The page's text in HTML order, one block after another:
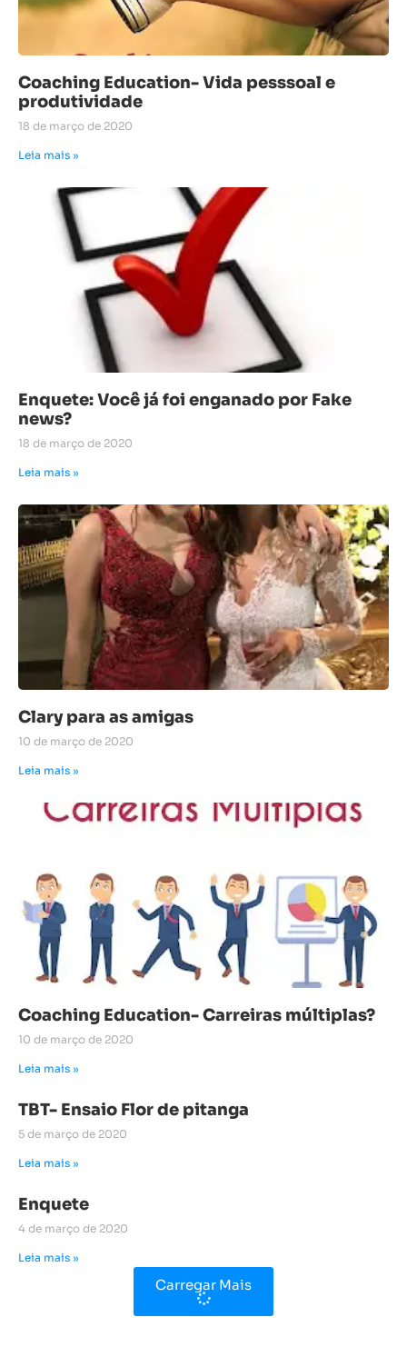
Coaching Education- Vida pesssoal e
produtividade
18 de março de 2020
Leia mais »
Enquete: Você já foi enganado por Fake
news?
18 de março de 2020
Leia mais »
Clary para as amigas
10 de março de 2020
Leia mais »
Coaching Education- Carreiras múltiplas?
10 de março de 2020
Leia mais »
TBT- Ensaio Flor de pitanga
5 de março de 2020
Leia mais »
Enquete
4 de março de 2020
Leia mais »
Carregar Mais